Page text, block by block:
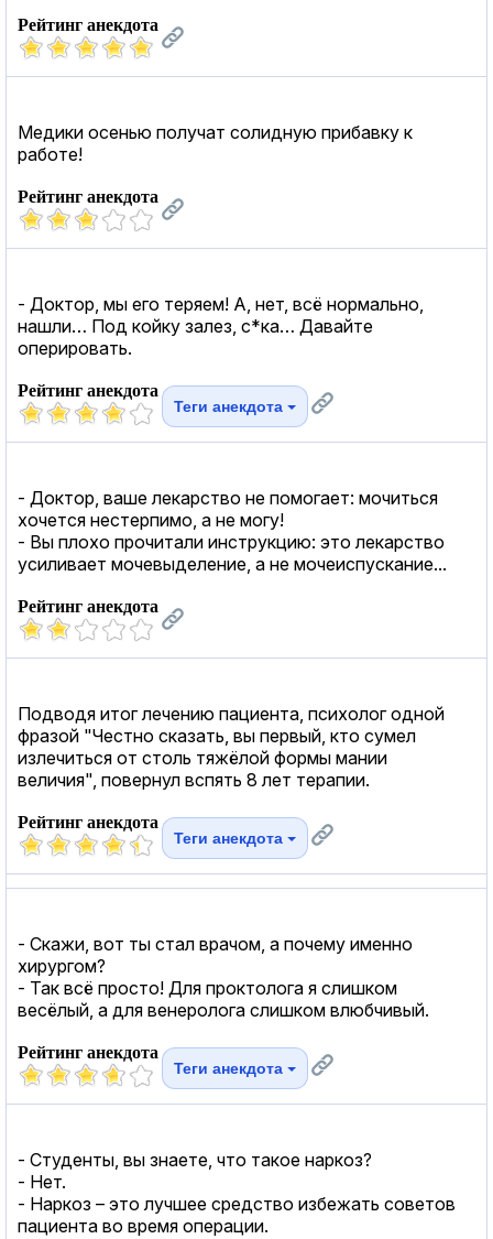
Рейтинг анекдота
Медики осенью получат солидную прибавку к
работе!
Рейтинг анекдота
- Доктор, мы его теряем! А, нет, всё нормально,
нашли… Под койку залез, с*ка… Давайте
оперировать.
Рейтинг анекдота
Теги анекдота
- Доктор, ваше лекарство не помогает: мочиться
хочется нестерпимо, а не могу!
- Вы плохо прочитали инструкцию: это лекарство
усиливает мочевыделение, а не мочеиспускание...
Рейтинг анекдота
Подводя итог лечению пациента, психолог одной
фразой "Честно сказать, вы первый, кто сумел
излечиться от столь тяжёлой формы мании
величия", повернул вспять 8 лет терапии.
Рейтинг анекдота
Теги анекдота
- Скажи, вот ты стал врачом, а почему именно
хирургом?
- Так всё просто! Для проктолога я слишком
весёлый, а для венеролога слишком влюбчивый.
Рейтинг анекдота
Теги анекдота
- Студенты, вы знаете, что такое наркоз?
- Нет.
- Наркоз – это лучшее средство избежать советов
пациента во время операции.